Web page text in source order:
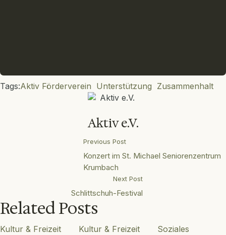
Tags:Aktiv Förderverein Unterstützung Zusammenhalt
Aktiv e.V.
Previous Post
Konzert im St. Michael Seniorenzentrum
Krumbach
Next Post
Schlittschuh-Festival
Related Posts
Kultur & Freizeit
Kultur & Freizeit
Soziales